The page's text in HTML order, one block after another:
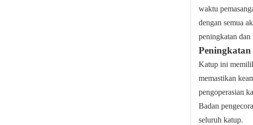
waktu
dengan semua
peningkatan
Katup ini
memastikan
pengoperasian
Badan
seluruh katup.